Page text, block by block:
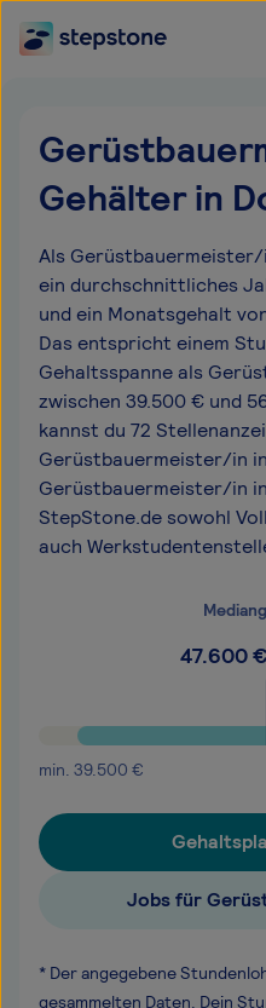
Gehälter in
Als
ein durchschnittliches
und ein Monatsgehalt
Das entspricht einem
Gehaltsspanne als
zwischen 39.500 € und
kannst du 72
Gerüstbauermeister/in
Gerüstbauermeister/in
StepStone.de sowohl
auch
47.600€
min. 39.500 €
Jobs für
* Der angegebene
gesammelten Daten. Dein